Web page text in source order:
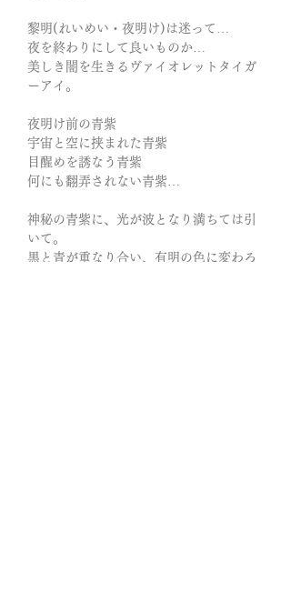
黎明(れいめい・夜明け)は迷って…
夜を終わりにして良いものか…
美しき闇を生きるヴァイオレットタイガ
ーアイ。
夜明け前の青紫
宇宙と空に挟まれた青紫
目醒めを誘なう青紫
何にも翻弄されない青紫…
神秘の青紫に、光が波となり満ちては引
いて。
黒と青が重なり合い、有明の色に変わろ